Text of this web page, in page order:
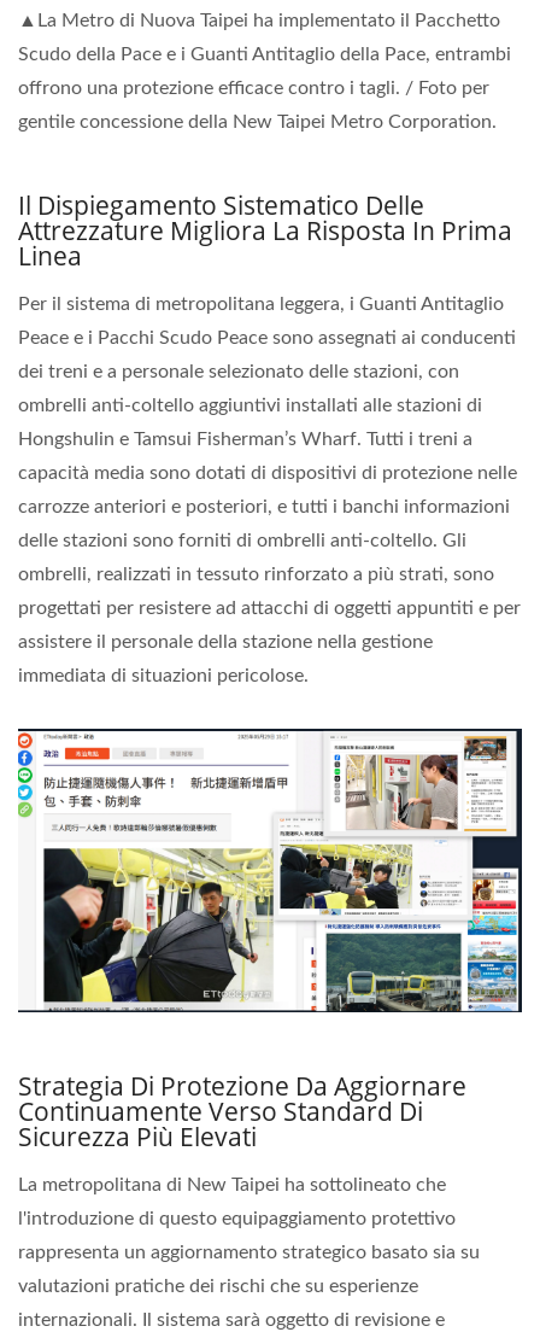
▲La Metro di Nuova Taipei ha implementato il Pacchetto
Scudo della Pace e i Guanti Antitaglio della Pace, entrambi
offrono una protezione efficace contro i tagli. / Foto per
gentile concessione della New Taipei Metro Corporation.
Il Dispiegamento Sistematico Delle
Attrezzature Migliora La Risposta In Prima
Linea
Per il sistema di metropolitana leggera, i Guanti Antitaglio
Peace e i Pacchi Scudo Peace sono assegnati ai conducenti
dei treni e a personale selezionato delle stazioni, con
ombrelli anti-coltello aggiuntivi installati alle stazioni di
Hongshulin e Tamsui Fisherman’s Wharf. Tutti i treni a
capacità media sono dotati di dispositivi di protezione nelle
carrozze anteriori e posteriori, e tutti i banchi informazioni
delle stazioni sono forniti di ombrelli anti-coltello. Gli
ombrelli, realizzati in tessuto rinforzato a più strati, sono
progettati per resistere ad attacchi di oggetti appuntiti e per
assistere il personale della stazione nella gestione
immediata di situazioni pericolose.
Strategia Di Protezione Da Aggiornare
Continuamente Verso Standard Di
Sicurezza Più Elevati
La metropolitana di New Taipei ha sottolineato che
l'introduzione di questo equipaggiamento protettivo
rappresenta un aggiornamento strategico basato sia su
valutazioni pratiche dei rischi che su esperienze
internazionali. Il sistema sarà oggetto di revisione e